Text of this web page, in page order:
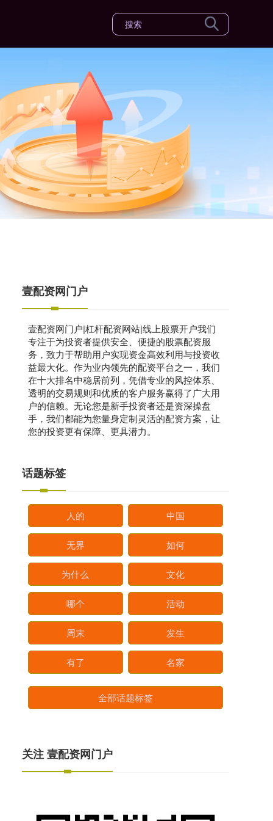
壹配资网门户
壹配资网门户|杠杆配资网站|线上股票开户我们
专注于为投资者提供安全、便捷的股票配资服
务，致力于帮助用户实现资金高效利用与投资收
益最大化。作为业内领先的配资平台之一，我们
在十大排名中稳居前列，凭借专业的风控体系、
透明的交易规则和优质的客户服务赢得了广大用
户的信赖。无论您是新手投资者还是资深操盘
手，我们都能为您量身定制灵活的配资方案，让
您的投资更有保障、更具潜力。
话题标签
人的 中国
无界 如何
为什么 文化
哪个 活动
周末 发生
有了 名家
全部话题标签
关注 壹配资网门户